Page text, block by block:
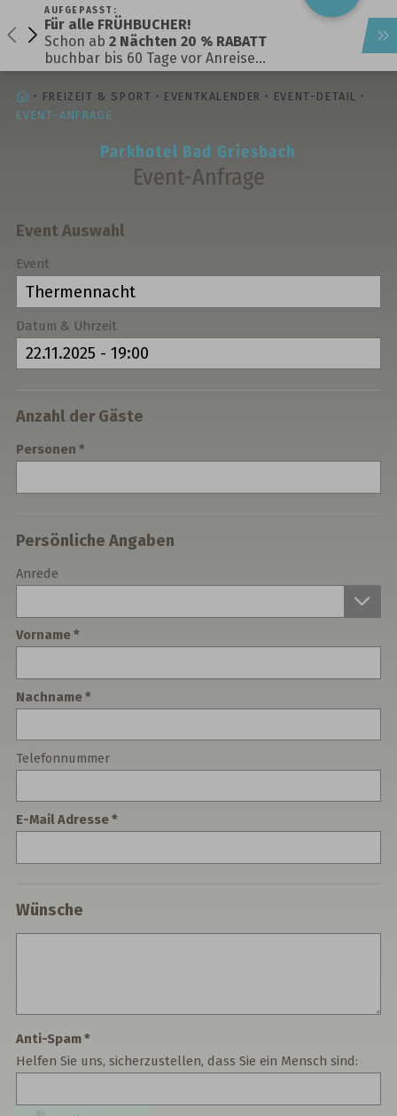
AUFGEPASST:
Für alle FRÜHBUCHER!
Schon ab 2 Nächten 20 % RABATT
buchbar bis 60 Tage vor Anreise…
STARTSEITE
FREIZEIT & SPORT EVENTKALENDER
EVENT-DETAIL
EVENT-ANFRAGE
Parkhotel Bad Griesbach
Event-Anfrage
Event Auswahl
Event
Datum & Uhrzeit
Anzahl der Gäste
Personen
Persönliche Angaben
Anrede
Vorname
Nachname
Telefonnummer
E-Mail Adresse
Wünsche
Anti-Spam
Helfen Sie uns, sicherzustellen, dass Sie ein Mensch sind: